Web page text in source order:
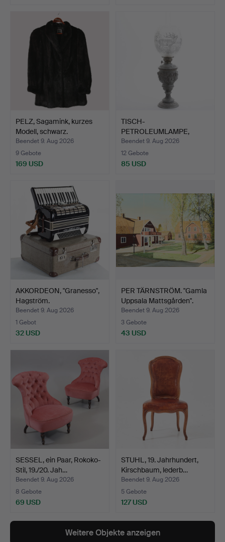
PELZ, Sagamink, kurzes
Modell, schwarz.
Beendet 9. Aug 2026
9 Gebote
169 USD
TISCH-
PETROLEUMLAMPE,
Metall und Glas.
Beendet 9. Aug 2026
12 Gebote
85 USD
AKKORDEON, "Granesso",
Hagström.
Beendet 9. Aug 2026
1 Gebot
32 USD
PER TÄRNSTRÖM. "Gamla
Uppsala Mattsgården".
Beendet 9. Aug 2026
3 Gebote
43 USD
SESSEL, ein Paar, Rokoko-
Stil, 19./20. Jah…
Beendet 9. Aug 2026
8 Gebote
69 USD
STUHL, 19. Jahrhundert,
Kirschbaum, lederb…
Beendet 9. Aug 2026
5 Gebote
127 USD
Weitere Objekte anzeigen